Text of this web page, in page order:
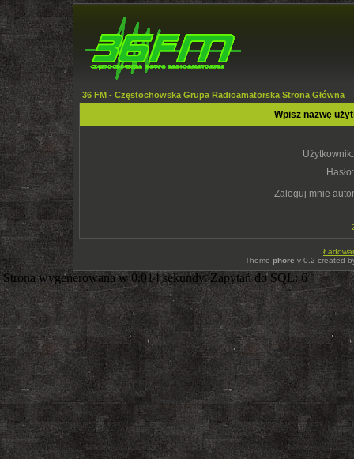
36 FM - Częstochowska Grupa Radioamatorska Strona Główna
Wpisz nazwę
Użytkownik:
Hasło:
Zaloguj mnie
Theme phore v 0.2 created
Strona wygenerowana w 0.014 sekundy. Zapytań do SQL: 6